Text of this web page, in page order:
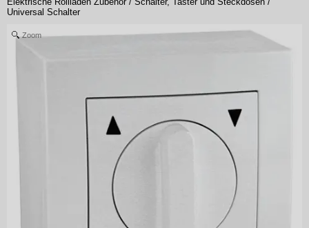
Universal Schalter
Zoom